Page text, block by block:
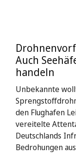
Auch
handeln
Unbekannte
den Flughafen
vereitelte
Deutschlands
Bedrohungen